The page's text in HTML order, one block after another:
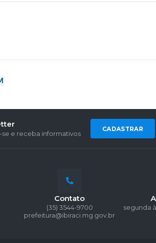
se e receba informativos
CADASTRAR
Contato
(35) 3544-9700
prefeitura@ibiraci.mg.gov.br
segunda